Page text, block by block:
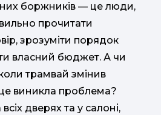
боржників — це люди,
прочитати
зрозуміти порядок
власний бюджет. А чи
трамвай змінив
виникла проблема?
дверях та у салоні,